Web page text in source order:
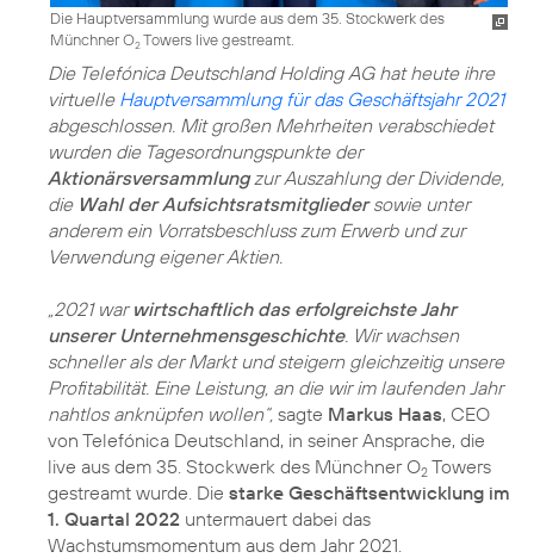
Die Hauptversammlung wurde aus dem 35. Stockwerk des
Münchner O2Towers live gestreamt.
Die Telefónica Deutschland Holding AG hat heute ihre
virtuelle Hauptversammlung für das Geschäftsjahr 2021
abgeschlossen. Mit großen Mehrheiten verabschiedet
wurden die Tagesordnungspunkte der
Aktionärsversammlungzur Auszahlung der Dividende,
die Wahl der Aufsichtsratsmitgliedersowie unter
anderem ein Vorratsbeschluss zum Erwerb und zur
Verwendung eigener Aktien.
„2021 war wirtschaftlich das erfolgreichste Jahr
unserer Unternehmensgeschichte. Wir wachsen
schneller als der Markt und steigern gleichzeitig unsere
Profitabilität. Eine Leistung, an die wir im laufenden Jahr
nahtlos anknüpfen wollen“, sagte Markus Haas, CEO
von Telefónica Deutschland, in seiner Ansprache, die
live aus dem 35. Stockwerk des Münchner O2 Towers
gestreamt wurde. Die starke Geschäftsentwicklung im
1. Quartal 2022 untermauert dabei das
Wachstumsmomentum aus dem Jahr 2021.